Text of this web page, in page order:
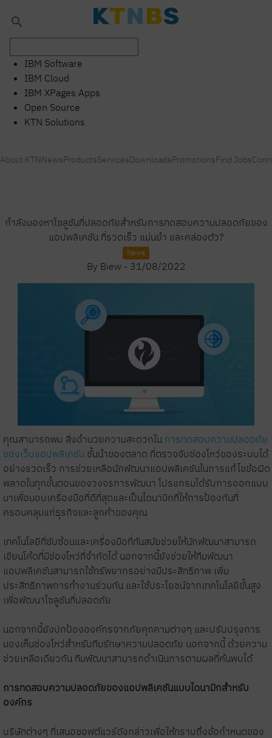
search
IBM Software
IBM Cloud
IBM XPages Apps
Open Source
KTN Solutions
About KTNNewsProductsServicesDownloadsPromotionsFind Jobs
กำลังมองหาโซลูชันที่ปลอดภัยสำหรับการทดสอบความปลอดภัยของ
แอปพลิเคชัน ที่รวดเร็ว แม่นยำ และคล่องตัว?
News
By Biew- 31/08/2022
คุณสามารถพบ สิ่งอำนวยความสะดวกใน การทดสอบความปลอดภัย
ของเว็บแอปพลิเคชัน ชั้นนำของตลาด ที่ตรวจจับช่องโหว่ของระบบได้
อย่างรวดเร็ว การช่วยเหลือนักพัฒนาแอปพลิเคชันในการแก้ไขข้อผิด
พลาดในทุกขั้นตอนของวงจรการพัฒนา โปรแกรมได้รับการออกแบบ
มาเพื่อมอบเครื่องมือที่ดีที่สุดและเป็นไดนามิกที่ให้การป้องกันที่
ครอบคลุมแก่ธุรกิจและลูกค้าของคุณ
เทคโนโลยีที่ซับซ้อนและเครื่องมือที่ทันสมัยช่วยให้นักพัฒนาสามารถ
เขียนโค้ดที่มีช่องโหว่ที่จำกัดได้ นอกจากนี้ยังช่วยให้ทีมพัฒนา
แอปพลิเคชันสามารถใช้ทรัพยากรอย่างมีประสิทธิภาพ เพิ่ม
ประสิทธิภาพการทำงานร่วมกัน และใช้ประโยชน์จากเทคโนโลยีขั้นสูง
เพื่อพัฒนาโซลูชันที่ปลอดภัย
นอกจากนี้ยังปกป้ององค์กรจากภัยคุกคามต่างๆ และปรับปรุงการ
มองเห็นช่องโหว่สำหรับทีมรักษาความปลอดภัย นอกจากนี้ ด้วยความ
ช่วยเหลือเดียวกัน ทีมพัฒนาสามารถดำเนินการตามผลที่ค้นพบได้
การทดสอบความปลอดภัยของแอปพลิเคชันแบบไดนามิกสำหรับ
องค์กร
บริษัทต่างๆ ที่เสนอซอฟต์แวร์ดังกล่าวเพื่อให้ทราบถึงข้อกำหนดของ